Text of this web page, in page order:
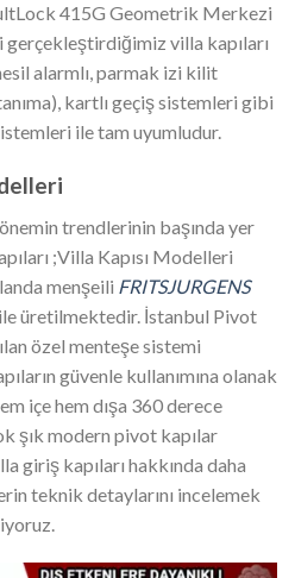
415G Geometrik Merkezi
villa kapıları
alarmlı, parmak izi kilit
kartlı geçiş sistemleri gibi
ile tam uyumludur.
trendlerinin başında yer
;Villa Kapısı Modelleri
menşeili FRITSJURGENS
üretilmektedir. İstanbul Pivot
özel menteşe sistemi
güvenle kullanımına olanak
içe hem dışa 360 derece
şık modern pivot kapılar
giriş kapıları hakkında daha
teknik detaylarını incelemek